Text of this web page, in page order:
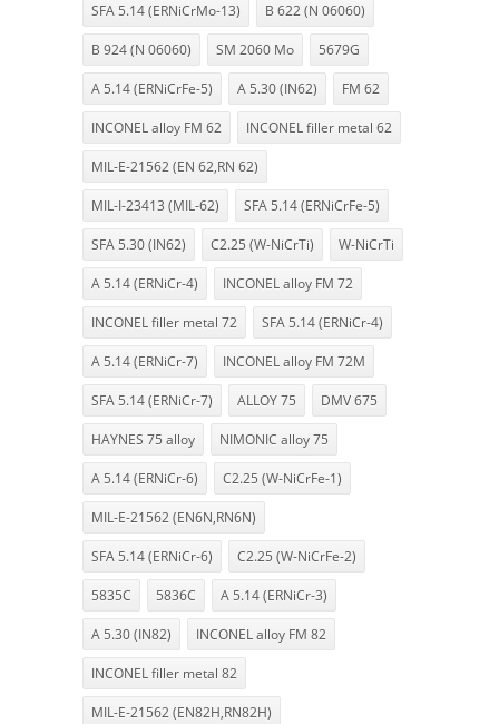
SFA 5.14 (ERNiCrMo-13) B 622 (N 06060)
B 924 (N 06060) SM 2060 Mo 5679G
A 5.14 (ERNiCrFe-5) A 5.30 (IN62) FM 62
INCONEL alloy FM 62 INCONEL filler metal 62
MIL-E-21562 (EN 62,RN 62)
MIL-I-23413 (MIL-62) SFA 5.14 (ERNiCrFe-5)
SFA 5.30 (IN62) C2.25 (W-NiCrTi) W-NiCrTi
A 5.14 (ERNiCr-4) INCONEL alloy FM 72
INCONEL filler metal 72 SFA 5.14 (ERNiCr-4)
A 5.14 (ERNiCr-7) INCONEL alloy FM 72M
SFA 5.14 (ERNiCr-7) ALLOY 75 DMV 675
HAYNES 75 alloy NIMONIC alloy 75
A 5.14 (ERNiCr-6) C2.25 (W-NiCrFe-1)
MIL-E-21562 (EN6N,RN6N)
SFA 5.14 (ERNiCr-6) C2.25 (W-NiCrFe-2)
5835C 5836C A 5.14 (ERNiCr-3)
A 5.30 (IN82) INCONEL alloy FM 82
INCONEL filler metal 82
MIL-E-21562 (EN82H,RN82H)